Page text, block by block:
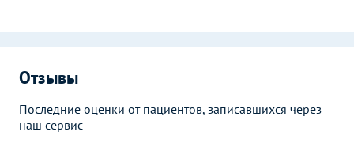
Отзывы
Последние оценки от пациентов, записавшихся через
наш сервис